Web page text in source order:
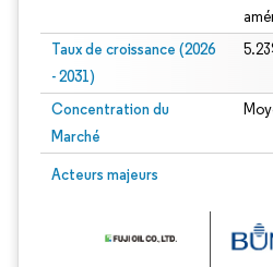
Taux de croissance (2026
- 2031)
Concentration du
Marché
Acteurs majeurs
Image © Mordor Intelligence. La